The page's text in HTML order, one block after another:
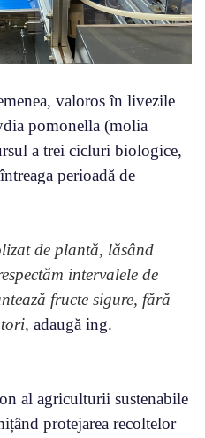
valoros în livezile
pomonella (molia
a trei cicluri biologice,
perioadă de
de plantă, lăsând
intervalele de
fructe sigure, fără
adaugă ing.
al agriculturii sustenabile
protejarea recoltelor